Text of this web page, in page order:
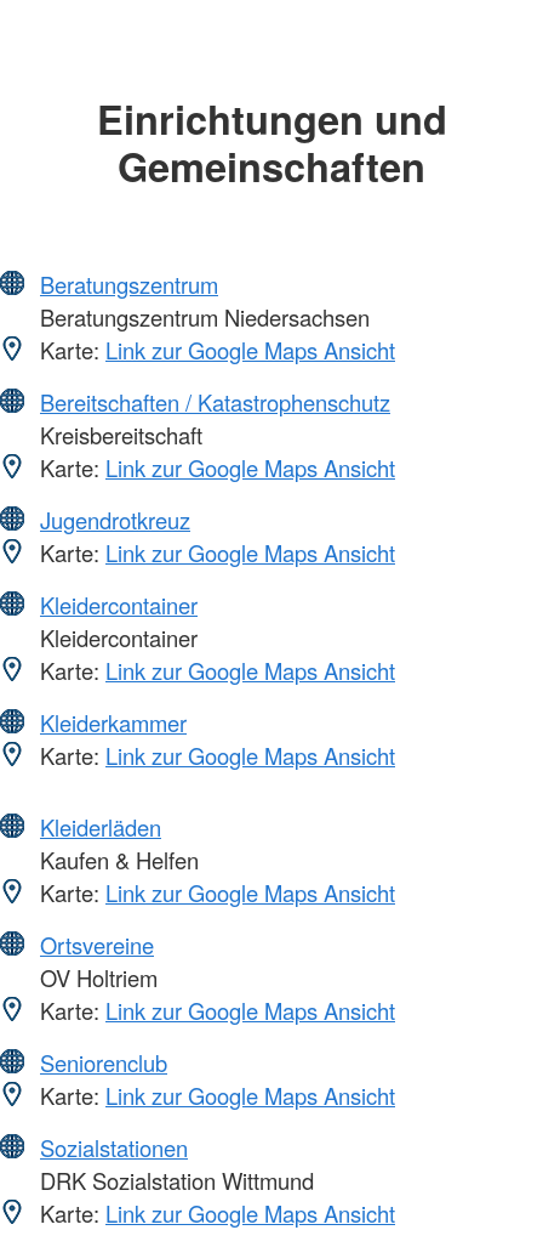
Einrichtungen und
Gemeinschaften
Beratungszentrum
Beratungszentrum Niedersachsen
Karte: Link zur Google Maps Ansicht
Bereitschaften / Katastrophenschutz
Kreisbereitschaft
Karte: Link zur Google Maps Ansicht
Jugendrotkreuz
Karte: Link zur Google Maps Ansicht
Kleidercontainer
Kleidercontainer
Karte: Link zur Google Maps Ansicht
Kleiderkammer
Karte: Link zur Google Maps Ansicht
Kleiderläden
Kaufen & Helfen
Karte: Link zur Google Maps Ansicht
Ortsvereine
OV Holtriem
Karte: Link zur Google Maps Ansicht
Seniorenclub
Karte: Link zur Google Maps Ansicht
Sozialstationen
DRK Sozialstation Wittmund
Karte: Link zur Google Maps Ansicht